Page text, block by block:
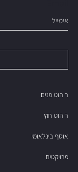
ריהוט פנים
ריהוט חוץ
אוסף בינלאומי
פרויקטים